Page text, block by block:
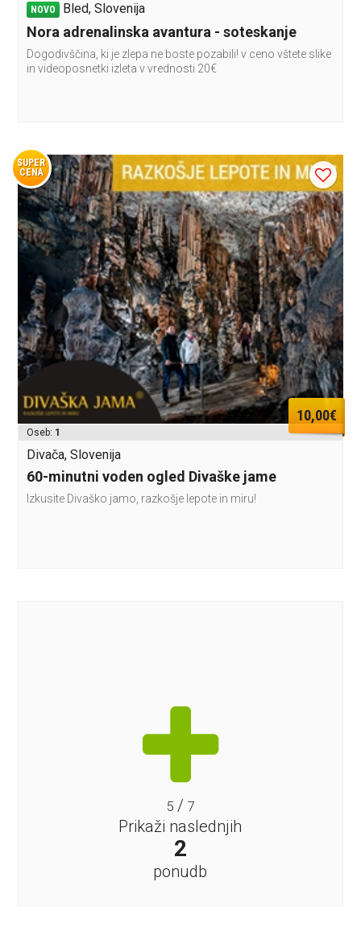
NOVO Bled, Slovenija
Nora adrenalinska avantura - soteskanje
Dogodivščina, ki je zlepa ne boste pozabili! v ceno vštete slike
in videoposnetki izleta v vrednosti 20€
SUPER
CENA
10,00€
Oseb: 1
Divača, Slovenija
60-minutni voden ogled Divaške jame
Izkusite Divaško jamo, razkošje lepote in miru!
5/ 7
Prikaži naslednjih
2
ponudb